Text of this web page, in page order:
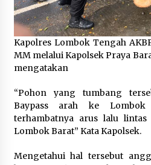
1 bulan ago
Kapolres Lombok Tengah
MM melalui Kapolsek Praya
mengatakan
“Pohon yang tumbang
Baypass arah ke
terhambatnya arus lalu
Lombok Barat” Kata Kapolsek.
Mengetahui hal tersebut